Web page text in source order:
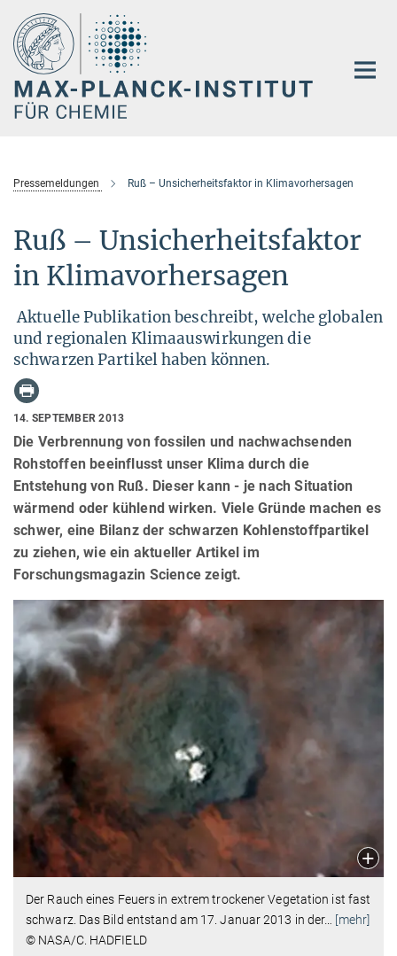
Hauptinhalt
Pressemeldungen Ruß – Unsicherheitsfaktor in Klimavorhersagen
Ruß – Unsicherheitsfaktor
in Klimavorhersagen
Aktuelle Publikation beschreibt, welche globalen
und regionalen Klimaauswirkungen die
schwarzen Partikel haben können.
14. SEPTEMBER 2013
Die Verbrennung von fossilen und nachwachsenden
Rohstoffen beeinflusst unser Klima durch die
Entstehung von Ruß. Dieser kann - je nach Situation
wärmend oder kühlend wirken. Viele Gründe machen es
schwer, eine Bilanz der schwarzen Kohlenstoffpartikel
zu ziehen, wie ein aktueller Artikel im
Forschungsmagazin Science zeigt.
Der Rauch eines Feuers in extrem trockener Vegetation ist fast
schwarz. Das Bild entstand am 17. Januar 2013 in der… [mehr]
© NASA/C. HADFIELD